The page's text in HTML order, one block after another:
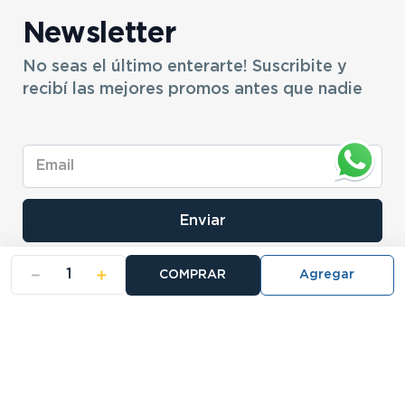
＋
－ COMPRAR
Newsletter
No seas el último enterarte! Suscribite y
recibí las mejores promos antes que nadie
Enviar